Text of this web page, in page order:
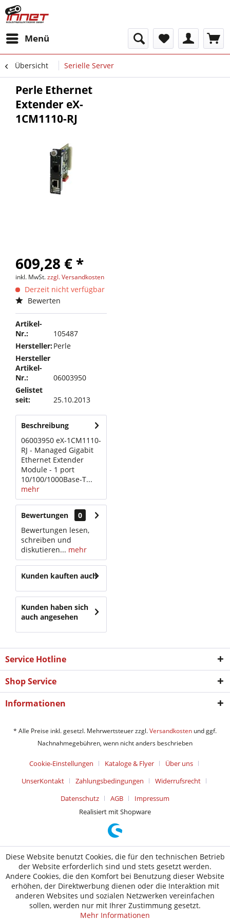
Menü
Übersicht Serielle Server
Perle Ethernet
Extender eX-
1CM1110-RJ
609,28 € *
inkl. MwSt.zzgl. Versandkosten
Derzeit nicht verfügbar
Bewerten
Artikel-
Nr.:
105487
Hersteller:Perle
Hersteller
Artikel-
Nr.:
06003950
Gelistet
seit:
25.10.2013
Beschreibung
06003950 eX-1CM1110-
RJ - Managed Gigabit
Ethernet Extender
Module - 1 port
10/100/1000Base-T...
mehr
Bewertungen
0
Bewertungen lesen,
schreiben und
diskutieren... mehr
Kunden kauften auch
Kunden haben sich
auch angesehen
Service Hotline
Shop Service
Informationen
* Alle Preise inkl. gesetzl. Mehrwertsteuer zzgl.Versandkosten und ggf.
Nachnahmegebühren, wenn nicht anders beschrieben
Cookie-Einstellungen Kataloge & Flyer
Über uns
UnserKontakt
Zahlungsbedingungen
Widerrufsrecht
Datenschutz
AGB
Impressum
Realisiert mit Shopware
Diese Website benutzt Cookies, die für den technischen Betrieb
der Website erforderlich sind und stets gesetzt werden.
Andere Cookies, die den Komfort bei Benutzung dieser Website
erhöhen, der Direktwerbung dienen oder die Interaktion mit
anderen Websites und sozialen Netzwerken vereinfachen
sollen, werden nur mit Ihrer Zustimmung gesetzt.
Mehr Informationen